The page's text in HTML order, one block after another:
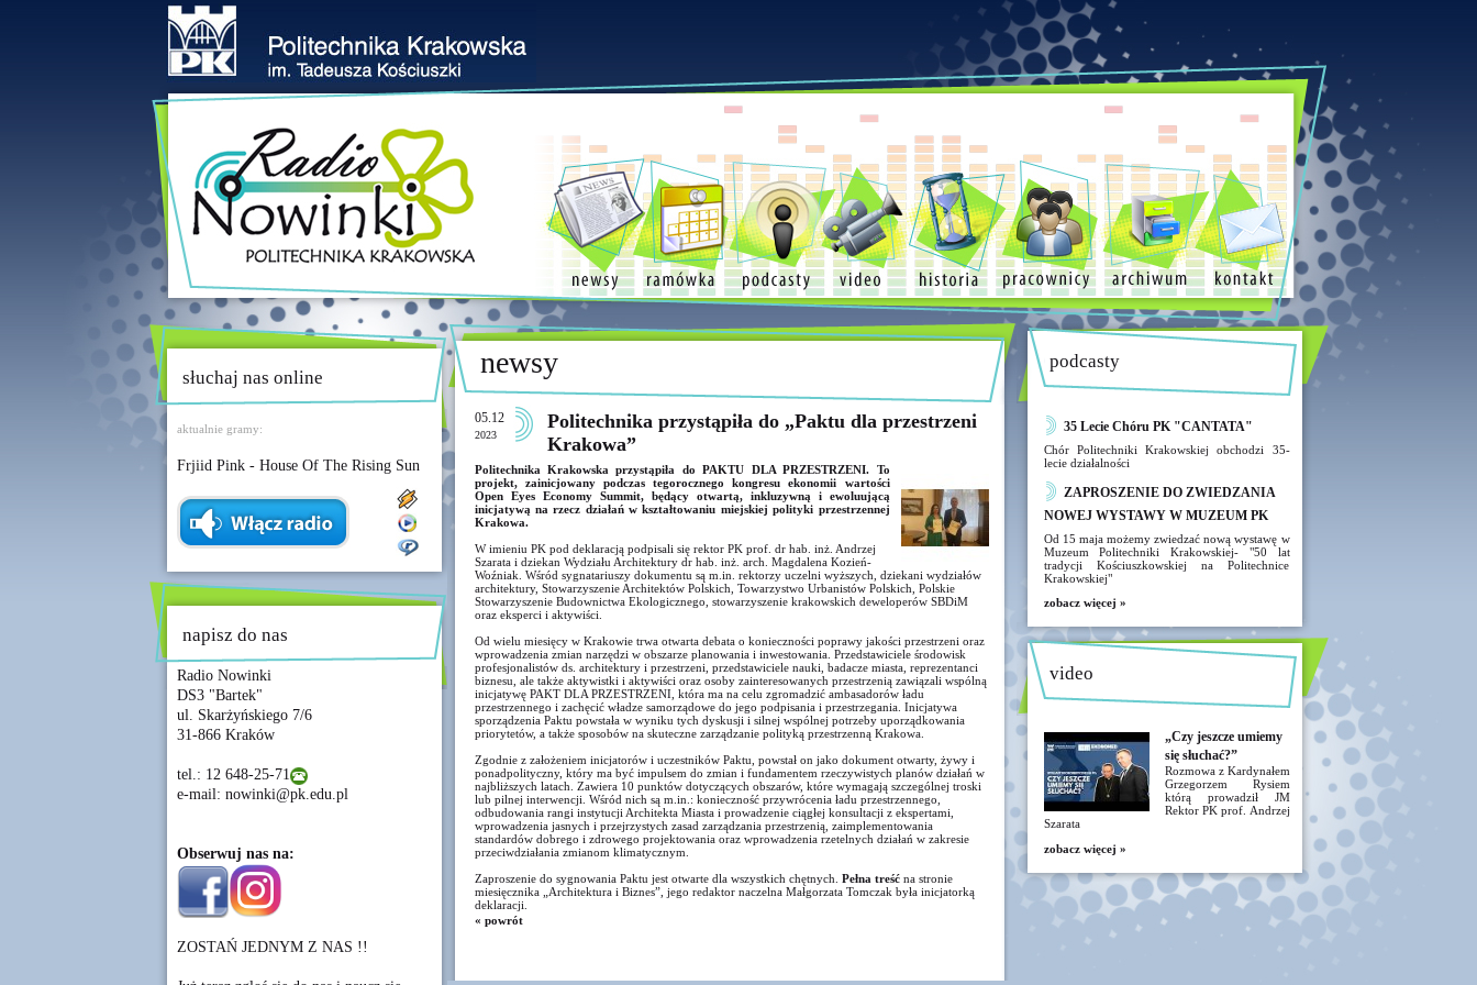
słuchaj nas online
aktualnie gramy:
Frjiid Pink - House Of The Rising Sun
napisz do nas
Radio Nowinki
DS3 "Bartek"
ul. Skarżyńskiego 7/6
31-866 Kraków
tel.: 12 648-25-71
e-mail: nowinki@pk.edu.pl
Obserwuj nas na:
ZOSTAŃ JEDNYM Z NAS !!
newsy
05.12
2023
Politechnika przystąpiła do „Paktu dla przestrzeni
Krakowa”
Politechnika Krakowska przystąpiła do PAKTU DLA PRZESTRZENI. To
projekt, zainicjowany podczas tegorocznego kongresu ekonomii wartości
Open Eyes Economy Summit, będący otwartą, inkluzywną i ewoluującą
inicjatywą na rzecz działań w kształtowaniu miejskiej polityki przestrzennej
Krakowa.
W imieniu PK pod deklaracją podpisali się rektor PK prof. dr hab. inż. Andrzej
Szarata i dziekan Wydziału Architektury dr hab. inż. arch. Magdalena Kozień-
Woźniak. Wśród sygnatariuszy dokumentu są m.in. rektorzy uczelni wyższych, dziekani wydziałów
architektury, Stowarzyszenie Architektów Polskich, Towarzystwo Urbanistów Polskich, Polskie
Stowarzyszenie Budownictwa Ekologicznego, stowarzyszenie krakowskich deweloperów SBDiM
oraz eksperci i aktywiści.
Od wielu miesięcy w Krakowie trwa otwarta debata o konieczności poprawy jakości przestrzeni oraz
wprowadzenia zmian narzędzi w obszarze planowania i inwestowania. Przedstawiciele środowisk
profesjonalistów ds. architektury i przestrzeni, przedstawiciele nauki, badacze miasta, reprezentanci
biznesu, ale także aktywistki i aktywiści oraz osoby zainteresowanych przestrzenią zawiązali wspólną
inicjatywę PAKT DLA PRZESTRZENI, która ma na celu zgromadzić ambasadorów ładu
przestrzennego i zachęcić władze samorządowe do jego podpisania i przestrzegania. Inicjatywa
sporządzenia Paktu powstała w wyniku tych dyskusji i silnej wspólnej potrzeby uporządkowania
priorytetów, a także sposobów na skuteczne zarządzanie polityką przestrzenną Krakowa.
Zgodnie z założeniem inicjatorów i uczestników Paktu, powstał on jako dokument otwarty, żywy i
ponadpolityczny, który ma być impulsem do zmian i fundamentem rzeczywistych planów działań w
najbliższych latach. Zawiera 10 punktów dotyczących obszarów, które wymagają szczególnej troski
lub pilnej interwencji. Wśród nich są m.in.: konieczność przywrócenia ładu przestrzennego,
odbudowania rangi instytucji Architekta Miasta i prowadzenie ciągłej konsultacji z ekspertami,
wprowadzenia jasnych i przejrzystych zasad zarządzania przestrzenią, zaimplementowania
standardów dobrego i zdrowego projektowania oraz wprowadzenia rzetelnych działań w zakresie
przeciwdziałania zmianom klimatycznym.
Zaproszenie do sygnowania Paktu jest otwarte dla wszystkich chętnych. Pełna treśćna stronie
miesięcznika „Architektura i Biznes”, jego redaktor naczelna Małgorzata Tomczak była inicjatorką
deklaracji.
« powrót
podcasty
35 Lecie Chóru PK "CANTATA"
Chór Politechniki Krakowskiej obchodzi 35-
lecie działalności
ZAPROSZENIE DO ZWIEDZANIA
NOWEJ WYSTAWY W MUZEUM PK
Od 15 maja możemy zwiedzać nową wystawę w
Muzeum Politechniki Krakowskiej- "50 lat
tradycji Kościuszkowskiej na Politechnice
Krakowskiej"
zobacz więcej »
video
„Czy jeszcze umiemy
się słuchać?”
Rozmowa z Kardynałem
Grzegorzem Rysiem
którą prowadził JM
Rektor PK prof. Andrzej
Szarata
zobacz więcej »